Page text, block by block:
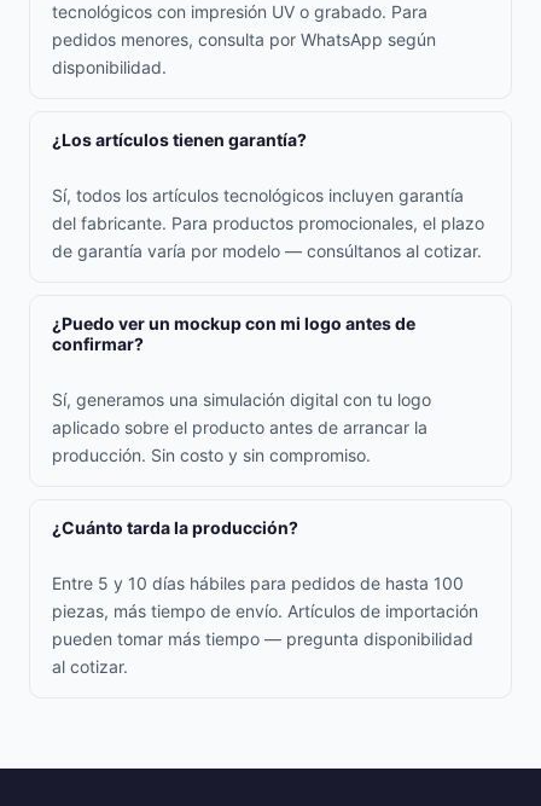
tecnológicos con impresión UV o grabado. Para
pedidos menores, consulta por WhatsApp según
disponibilidad.
¿Los artículos tienen garantía?
Sí, todos los artículos tecnológicos incluyen garantía
del fabricante. Para productos promocionales, el plazo
de garantía varía por modelo — consúltanos al cotizar.
¿Puedo ver un mockup con mi logo antes de
confirmar?
Sí, generamos una simulación digital con tu logo
aplicado sobre el producto antes de arrancar la
producción. Sin costo y sin compromiso.
¿Cuánto tarda la producción?
Entre 5 y 10 días hábiles para pedidos de hasta 100
piezas, más tiempo de envío. Artículos de importación
pueden tomar más tiempo — pregunta disponibilidad
al cotizar.